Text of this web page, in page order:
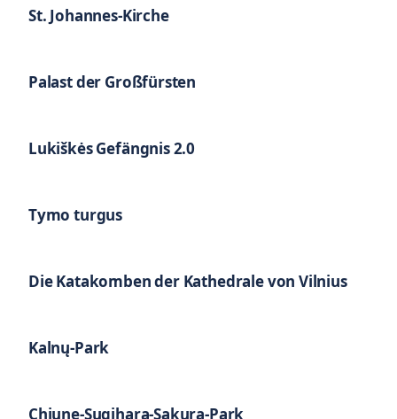
St. Johannes-Kirche
Palast der Großfürsten
Lukiškės Gefängnis 2.0
Tymo turgus
Die Katakomben der Kathedrale von Vilnius
Kalnų-Park
Chiune-Sugihara-Sakura-Park